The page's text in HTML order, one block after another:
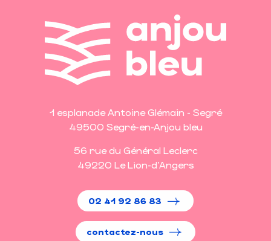
1 esplanade Antoine Glémain - Segré
49500 Segré-en-Anjou bleu
56 rue du Général Leclerc
49220 Le Lion-d'Angers
02 41 92 86 83
contactez-nous